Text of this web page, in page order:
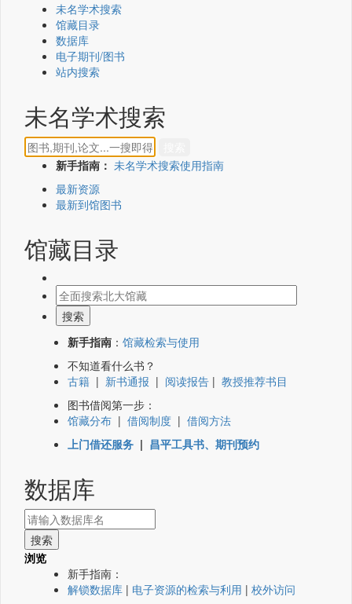
未名学术搜索
馆藏目录
数据库
电子期刊/图书
站内搜索
未名学术搜索
新手指南： 未名学术搜索使用指南
最新资源
最新到馆图书
馆藏目录
新手指南 ： 馆藏检索与使用
不知道看什么书？
古籍 | 新书通报 | 阅读报告 | 教授推荐书目
图书借阅第一步：
馆藏分布 | 借阅制度 | 借阅方法
上门借还服务 | 昌平工具书、期刊预约
数据库
浏览
新手指南：
解锁数据库 | 电子资源的检索与利用 | 校外访问